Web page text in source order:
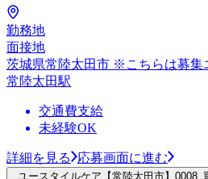
勤務地
面接地
茨城県常陸太田市 ※こちらは募集
常陸太田駅
交通費支給
未経験OK
詳細を見る 応募画面に進む
ユースタイルケア【常陸太田市】